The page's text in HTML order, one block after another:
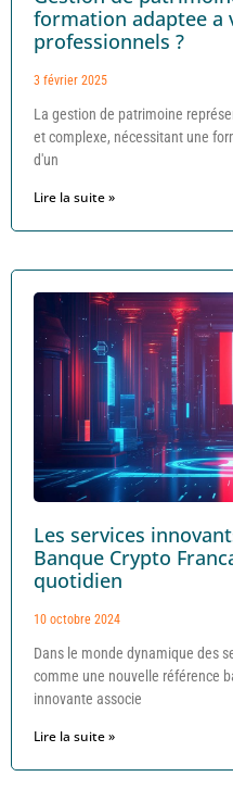
formation adaptee a
professionnels ?
3 février 2025
La gestion de patrimoine
et complexe, nécessitant une
d'un
Lire la suite »
Les services
Banque Crypto
quotidien
10 octobre 2024
Dans le monde dynamique des
comme une nouvelle référence
innovante associe
Lire la suite »